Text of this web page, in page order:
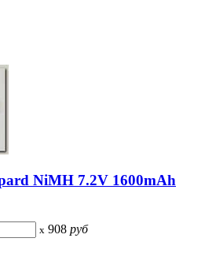
NiMH 7.2V 1600mAh
x 908 руб